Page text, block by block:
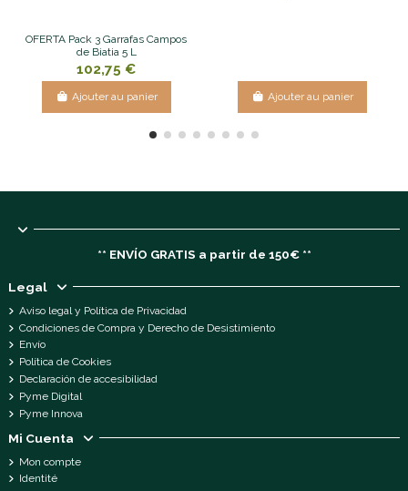
OFERTA Pack 3 Garrafas Campos
de Biatia 5 L
102,75 €
Ajouter au panier Ajouter au panier
** ENVÍO GRATIS a partir de 150€ **
Legal
Aviso legal y Política de Privacidad
Condiciones de Compra y Derecho de Desistimiento
Envío
Política de Cookies
Declaración de accesibilidad
Pyme Digital
Pyme Innova
Mi Cuenta
Mon compte
Identité